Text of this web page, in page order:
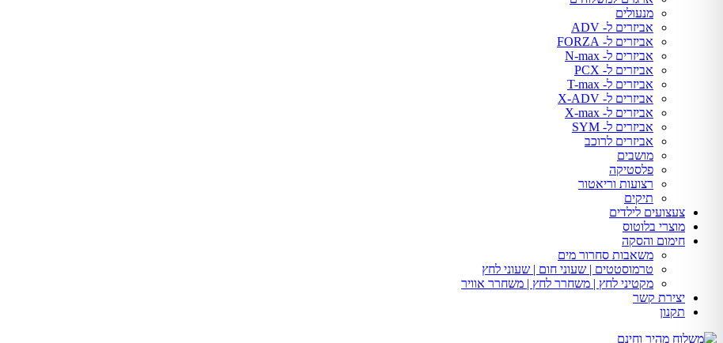
מנעולים
אביזרים ל- ADV
אביזרים ל- FORZA
אביזרים ל- N-max
אביזרים ל- PCX
אביזרים ל- T-max
אביזרים ל- X-ADV
אביזרים ל- X-max
אביזרים ל- SYM
אביזרים לרוכב
מושבים
פלסטיקה
רצועות וריאטור
תיקים
צעצועים לילדים
מוצרי בלוטוס
חימום והסקה
משאבות סחרור מים
טרמוסטטים | שעוני חום | שעוני לחץ
מקטיני לחץ | משחרר לחץ | משחרר אוויר
יצירת קשר
תקנון